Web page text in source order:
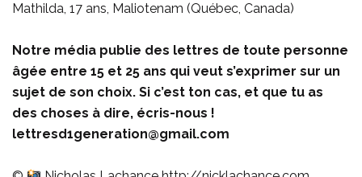
Mathilda, 17 ans, Maliotenam (Québec, Canada)
Notre média publie des lettres de toute personne
âgée entre 15 et 25 ans qui veut s’exprimer sur un
sujet de son choix. Si c’est ton cas, et que tu as
des choses à dire, écris-nous !
lettresd1generation@gmail.com